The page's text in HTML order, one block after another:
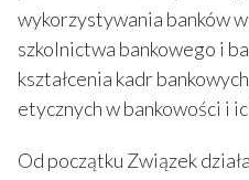
wykorzystywania banków
szkolnictwa bankowego i
kształcenia kadr
etycznych w bankowości i
Od początku Związek